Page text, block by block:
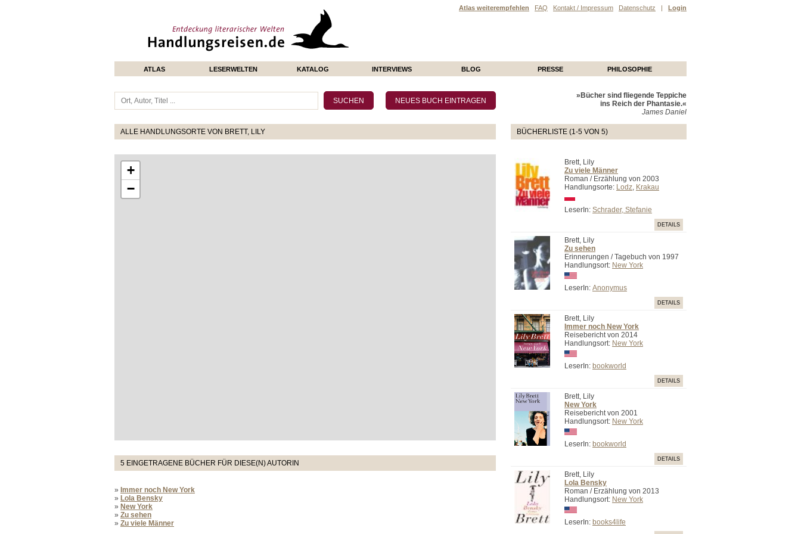
Atlas weiterempfehlen FAQ Kontakt / Impressum Datenschutz | Login
ATLAS LESERWELTEN KATALOG INTERVIEWS BLOG PRESSE PHILOSOPHIE
ALLE HANDLUNGSORTE VON BRETT, LILY
+
−
5 EINGETRAGENE BÜCHER FÜR DIESE(N) AUTORIN
» Immer noch New York
» Lola Bensky
» New York
» Zu sehen
» Zu viele Männer
»Bücher sind fliegende Teppiche
ins Reich der Phantasie.«
James Daniel
BÜCHERLISTE (1-5 VON 5)
Brett, Lily
Zu viele Männer
Roman / Erzählung von 2003
Handlungsorte: Lodz, Krakau
LeserIn: Schrader, Stefanie
DETAILS
Brett, Lily
Zu sehen
Erinnerungen / Tagebuch von 1997
Handlungsort: New York
LeserIn: Anonymus
DETAILS
Brett, Lily
Immer noch New York
Reisebericht von 2014
Handlungsort: New York
LeserIn: bookworld
DETAILS
Brett, Lily
New York
Reisebericht von 2001
Handlungsort: New York
LeserIn: bookworld
DETAILS
Brett, Lily
Lola Bensky
Roman / Erzählung von 2013
Handlungsort: New York
LeserIn: books4life